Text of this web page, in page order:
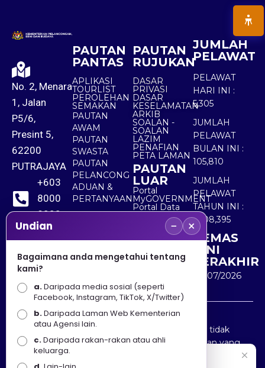
No. 2, Menara
1, Jalan
P5/6,
Presint 5,
62200
PUTRAJAYA
+603
8000
8000
+603
8891
7100
PAUTAN
PANTAS
APLIKASI
TOURLIST
PEROLEHAN
SEMAKAN
PAUTAN
AWAM
PAUTAN
SWASTA
PAUTAN
PELANCONG
ADUAN &
PERTANYAAN
PAUTAN
RUJUKAN
DASAR
PRIVASI
DASAR
KESELAMATAN
ARKIB
SOALAN -
SOALAN
LAZIM
PENAFIAN
PETA LAMAN
PAUTAN
LUAR
Portal
MyGOVERNMENT
Portal Data
Terbuka
Sektor Awam
JUMLAH
PELAWAT
PELAWAT
HARI INI :
5,305
JUMLAH
PELAWAT
BULAN INI :
105,810
JUMLAH
PELAWAT
TAHUN INI :
5,508,395
KEMAS
KINI
TERAKHIR
30/07/2026
Penafian : Kerajaan Malaysia dan Kementerian
Pelancongan Seni dan Budaya (MOTAC) adalah tidak
bertanggungjawab atas kehilangan atau kerugian yang
disebabkan oleh penggunaan mana-mana maklumat
Undian − ×
Bagaimana anda mengetahui tentang
kami?
a.Daripada media sosial (seperti
Facebook, Instagram, TikTok, X/Twitter)
b.Daripada Laman Web Kementerian
atau Agensi lain.
c.Daripada rakan-rakan atau ahli
keluarga.